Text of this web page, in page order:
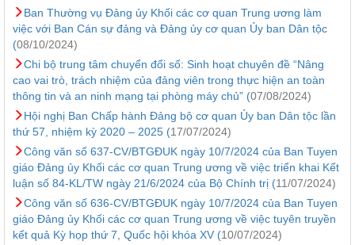
Ban Thường vụ Đảng ủy Khối các cơ quan Trung ương làm
việc với Ban Cán sự đảng và Đảng ủy cơ quan Ủy ban Dân tộc
(08/10/2024)
Chi bộ trung tâm chuyển đổi số: Sinh hoạt chuyên đề “Nâng
cao vai trò, trách nhiệm của đảng viên trong thực hiện an toàn
thông tin và an ninh mạng tại phòng máy chủ” (07/08/2024)
Hội nghị Ban Chấp hành Đảng bộ cơ quan Ủy ban Dân tộc lần
thứ 57, nhiệm kỳ 2020 – 2025 (17/07/2024)
Công văn số 637-CV/BTGĐUK ngày 10/7/2024 của Ban Tuyen
giáo Đảng ủy Khối các cơ quan Trung ương về việc triển khai Kết
luận số 84-KL/TW ngày 21/6/2024 của Bộ Chính trị (11/07/2024)
Công văn số 636-CV/BTGĐUK ngày 10/7/2024 của Ban Tuyen
giáo Đảng ủy Khối các cơ quan Trung ương về việc tuyên truyền
kết quả Kỳ họp thứ 7, Quốc hội khóa XV (10/07/2024)